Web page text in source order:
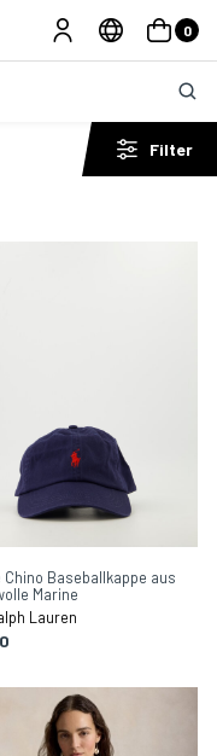
0
Filter
Chino Baseballkappe aus
Marine
Lauren